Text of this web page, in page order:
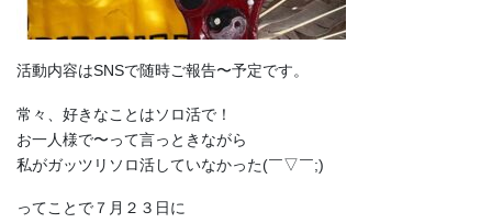
活動内容はSNSで随時ご報告〜予定です。
常々、好きなことはソロ活で！
お一人様で〜って言っときながら
私がガッツリソロ活していなかった(￣▽￣;)
ってことで７月２３日に